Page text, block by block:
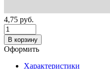
4,75 руб.
В корзину
Оформить
Характеристики